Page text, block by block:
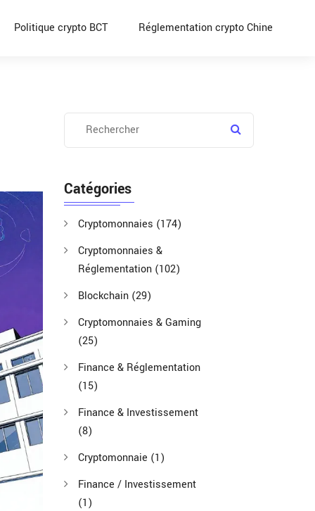
Politique crypto BCT Réglementation crypto Chine
Catégories
Cryptomonnaies (174)
Cryptomonnaies &
Réglementation (102)
Blockchain (29)
Cryptomonnaies & Gaming
(25)
Finance & Réglementation
(15)
Finance & Investissement
(8)
Cryptomonnaie (1)
Finance / Investissement
(1)